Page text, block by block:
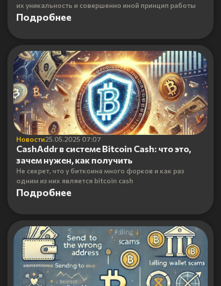
их уникальность и совершенно иной принцип работы
Подробнее
Новости25.05.2025 07:07
CashAddr в системе Bitcoin Cash: что это,
зачем нужен, как получить
Не секрет, что у биткоина много форков и как раз
одним из них является bitcoin cash
Подробнее